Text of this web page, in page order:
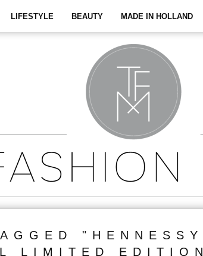
LIFESTYLE BEAUTY MADE IN HOLLAND
"HENNESSY
LIMITED EDITION